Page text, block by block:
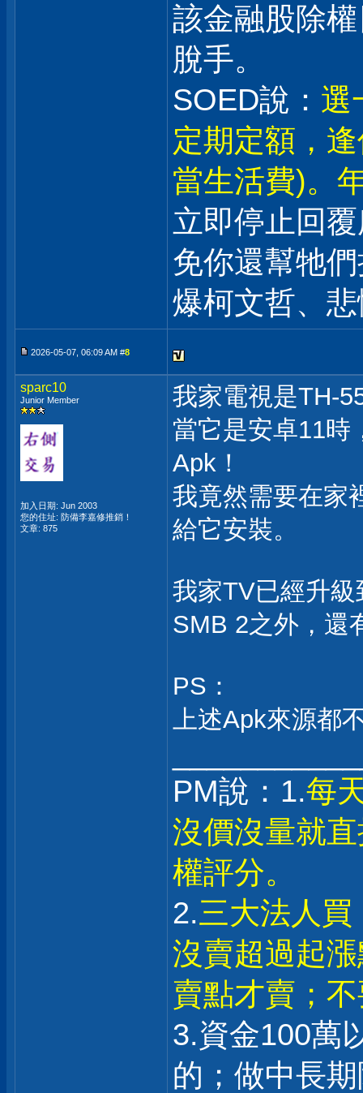
該金融股除
脫手。
SOED說： 選
定期定額，
當生活費)。
立即停止回
免你還幫牠
爆柯文哲、
2026-05-07, 06:09 AM #8
sparc10
Junior Member
加入日期: Jun 2003
您的住址: 防備李嘉修推銷！
文章: 875
我家電視是TH-
當它是安卓11時
Apk！
我竟然需要在家
給它安裝。
我家TV已經升
SMB 2之外，還
PS：
上述Apk來源都
PM說：1.每
沒價沒量就
權評分。
2.三大法人
沒賣超過起
賣點才賣；
3.資金100萬
的；做中長